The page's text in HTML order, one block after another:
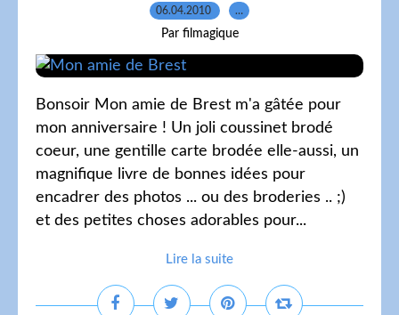
06.04.2010 …
Par filmagique
Bonsoir Mon amie de Brest m'a gâtée pour
mon anniversaire ! Un joli coussinet brodé
coeur, une gentille carte brodée elle-aussi, un
magnifique livre de bonnes idées pour
encadrer des photos ... ou des broderies .. ;)
et des petites choses adorables pour...
Lire la suite